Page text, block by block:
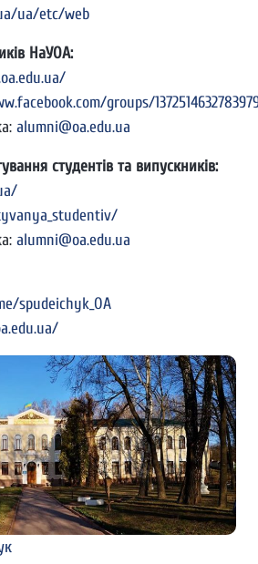
ua/etc/web
НаУОА:
groups/
alumni@oa.edu.ua
студентів та випускників:
alumni@oa.edu.ua
spudeichyk_OA